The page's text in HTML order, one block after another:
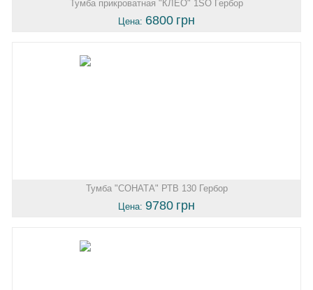
Тумба прикроватная "КЛЕО" 1SO Гербор
Цена: 6800 грн
Тумба "СОНАТА" РТВ 130 Гербор
Цена: 9780 грн